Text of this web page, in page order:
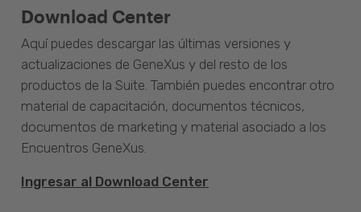
Download Center
Aquí puedes descargar las últimas versiones y
actualizaciones de GeneXus y del resto de los
productos de la Suite. También puedes encontrar otro
material de capacitación, documentos técnicos,
documentos de marketing y material asociado a los
Encuentros GeneXus.
Ingresar al Download Center